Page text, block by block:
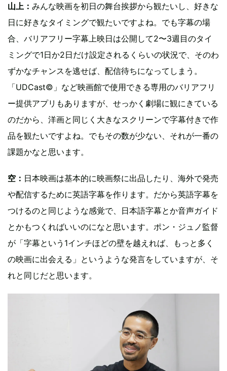
山上： みんな映画を初日の舞台挨拶から観たいし、好きな
日に好きなタイミングで観たいですよね。でも字幕の場
合、バリアフリー字幕上映日は公開して2〜3週目のタイ
ミングで1日か2日だけ設定されるくらいの状況で、そのわ
ずかなチャンスを逃せば、配信待ちになってしまう。
「UDCast©」など映画館で使用できる専用のバリアフリ
ー提供アプリもありますが、せっかく劇場に観にきている
のだから、洋画と同じく大きなスクリーンで字幕付きで作
品を観たいですよね。でもその数が少ない、それが一番の
課題かなと思います。
空： 日本映画は基本的に映画祭に出品したり、海外で発売
や配信するために英語字幕を作ります。だから英語字幕を
つけるのと同じような感覚で、日本語字幕とか音声ガイド
とかもつくればいいのになと思います。ポン・ジュノ監督
が「字幕という1インチほどの壁を越えれば、もっと多く
の映画に出会える」というような発言をしていますが、そ
れと同じだと思います。